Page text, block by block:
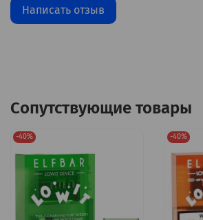
Написать отзыв
Сопутствующие товары
-40% -40%